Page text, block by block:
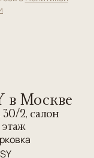
в Москве
2, салон